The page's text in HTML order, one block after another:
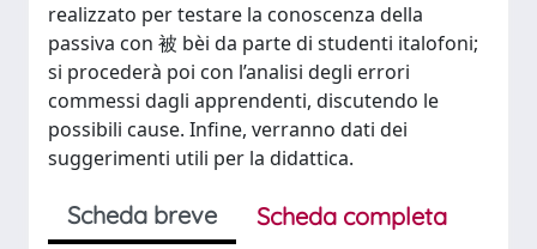
realizzato per testare la conoscenza della
passiva con 被 bèi da parte di studenti italofoni;
si procederà poi con l’analisi degli errori
commessi dagli apprendenti, discutendo le
possibili cause. Infine, verranno dati dei
suggerimenti utili per la didattica.
Scheda breve
Scheda completa